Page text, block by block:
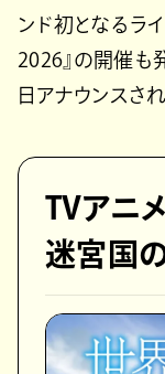
ンド初となるラ
2026』の開催も
日アナウンスされ
TVアニ
迷宮国